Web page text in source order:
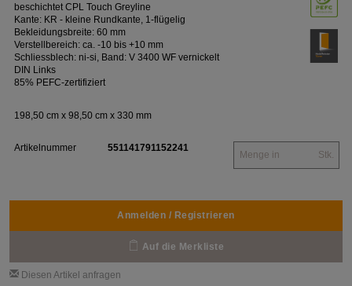
beschichtet CPL Touch Greyline
Kante: KR - kleine Rundkante, 1-flügelig
Bekleidungsbreite: 60 mm
Verstellbereich: ca. -10 bis +10 mm
Schliessblech: ni-si, Band: V 3400 WF vernickelt
DIN Links
85% PEFC-zertifiziert
198,50 cm x 98,50 cm x 330 mm
Artikelnummer 551141791152241
Stk.
Anmelden / Registrieren
Auf die Merkliste
Diesen Artikel anfragen